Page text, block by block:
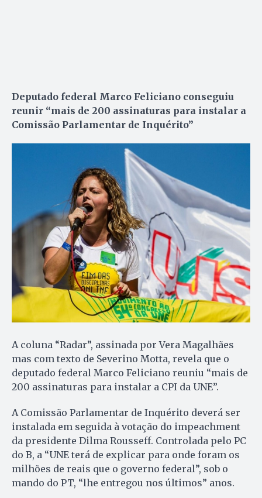
Deputado federal Marco Feliciano conseguiu
reunir “mais de 200 assinaturas para instalar a
Comissão Parlamentar de Inquérito”
A coluna “Radar”, assinada por Vera Magalhães
mas com texto de Severino Motta, revela que o
deputado federal Marco Feliciano reuniu “mais de
200 assinaturas para instalar a CPI da UNE”.
A Comissão Parlamentar de Inquérito deverá ser
instalada em seguida à votação do impeachment
da presidente Dilma Rousseff. Controlada pelo PC
do B, a “UNE terá de explicar para onde foram os
milhões de reais que o governo federal”, sob o
mando do PT, “lhe entregou nos últimos” anos.